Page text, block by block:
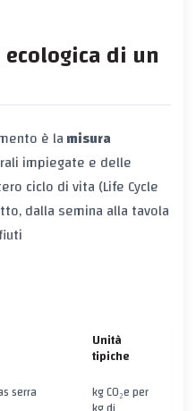
ecologica di un
è lamisura
impiegate e delle
ciclo di vita (Life Cycle
dalla semina alla tavola
Unità
tipiche
serra kg CO₂e per